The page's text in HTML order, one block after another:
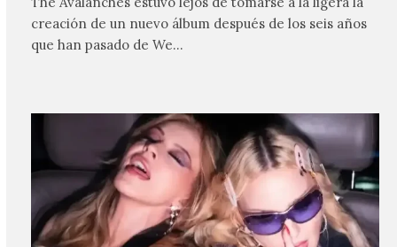
creación de un nuevo álbum después de los seis años
que han pasado de We…